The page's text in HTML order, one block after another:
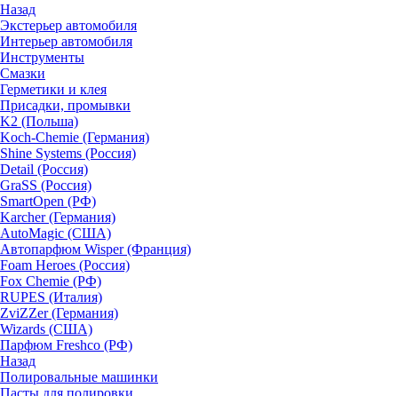
Назад
Экстерьер автомобиля
Интерьер автомобиля
Инструменты
Смазки
Герметики и клея
Присадки, промывки
K2 (Польша)
Koch-Chemie (Германия)
Shine Systems (Россия)
Detail (Россия)
GraSS (Россия)
SmartOpen (РФ)
Karcher (Германия)
AutoMagic (США)
Автопарфюм Wisper (Франция)
Foam Heroes (Россия)
Fox Chemie (РФ)
RUPES (Италия)
ZviZZer (Германия)
Wizards (США)
Парфюм Freshco (РФ)
Назад
Полировальные машинки
Пасты для полировки